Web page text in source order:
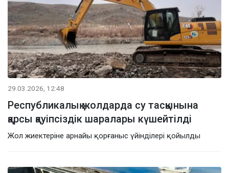
29.03.2026, 12:48
Республикалық жолдарда су тасқынына
қарсы қауіпсіздік шаралары күшейтілді
Жол жиектеріне арнайы қорғаныс үйінділері қойылды